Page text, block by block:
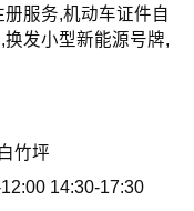
服务,机动车证件自
发小型新能源号牌,
竹坪
14:30-17:30